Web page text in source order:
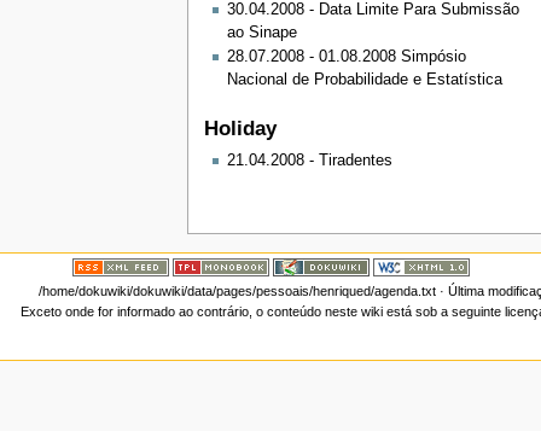
30.04.2008 - Data Limite Para Submissão
ao Sinape
28.07.2008 - 01.08.2008 Simpósio
Nacional de Probabilidade e Estatística
Holiday
21.04.2008 - Tiradentes
/home/dokuwiki/dokuwiki/data/pages/pessoais/henriqued/agenda.txt· Última
Exceto onde for informado ao contrário, o conteúdo neste wiki está sob a seguinte